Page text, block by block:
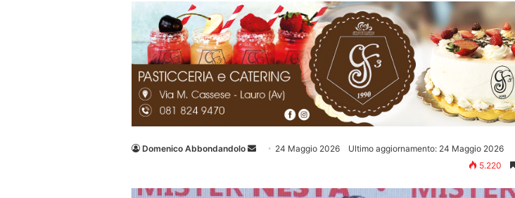
Domenico Abbondandolo
Invia 24 Maggio 2026
Ultimo aggiornamento: 24 Maggio 2026
5.220